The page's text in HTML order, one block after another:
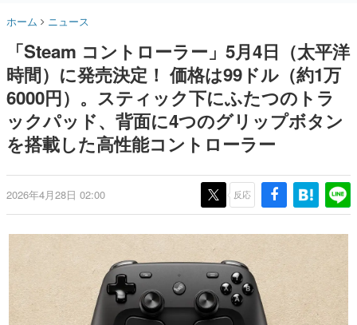
名作ゲームクリエイターの方々に製作時のエピソードをお
きます。
赫本
この物語を解いてはいけない。『赫本』は、〈試験問題〉
の形をした短編ホラー小説集です。
新世代に訊く
これからのデジタルゲーム市場を担う若きクリエイター達
ゲーム世代の作家たち
ゲームに多大な影響を受けた作家さんに取材し、ゲームが
日本モバイルゲーム産業史
日本のモバイルゲーム史における主要なトピック・タイト
ルを網羅するほか、開発者へのインタビューや識者による
解説を掲載。約20年の歴史が一望できる決定版！
ークやジオン公国軍のエンブレ
ホーム ニュース
「Steam コントローラー」5月4日（太平洋
時間）に発売決定！ 価格は99ドル（約1万
6000円）。スティック下にふたつのトラ
ックパッド、背面に4つのグリップボタン
を搭載した高性能コントローラー
2026年4月28日 02:00 反応